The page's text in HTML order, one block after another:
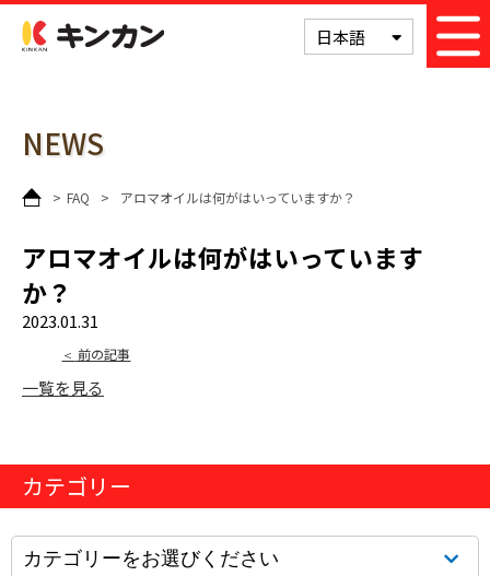
日本語
NEWS
> FAQ > アロマオイルは何がはいっていますか？
アロマオイルは何がはいっています
か？
2023.01.31
前の記事
次の記事
一覧を見る
カテゴリー